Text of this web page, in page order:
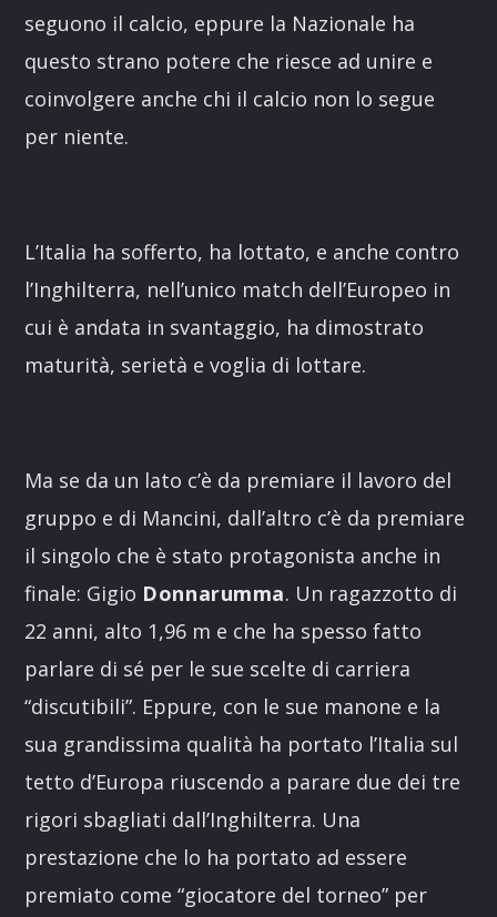
seguono il calcio, eppure la Nazionale ha
questo strano potere che riesce ad unire e
coinvolgere anche chi il calcio non lo segue
per niente.
L’Italia ha sofferto, ha lottato, e anche contro
l’Inghilterra, nell’unico match dell’Europeo in
cui è andata in svantaggio, ha dimostrato
maturità, serietà e voglia di lottare.
Ma se da un lato c’è da premiare il lavoro del
gruppo e di Mancini, dall’altro c’è da premiare
il singolo che è stato protagonista anche in
finale: Gigio Donnarumma. Un ragazzotto di
22 anni, alto 1,96 m e che ha spesso fatto
parlare di sé per le sue scelte di carriera
“discutibili”. Eppure, con le sue manone e la
sua grandissima qualità ha portato l’Italia sul
tetto d’Europa riuscendo a parare due dei tre
rigori sbagliati dall’Inghilterra. Una
prestazione che lo ha portato ad essere
premiato come “giocatore del torneo” per